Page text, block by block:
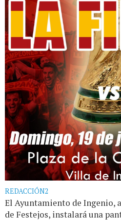
REDACCIÓN2
El Ayuntamiento de Ingenio,
de Festejos, instalará una